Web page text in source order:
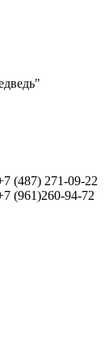
(487) 271-09-22
(961)260-94-72